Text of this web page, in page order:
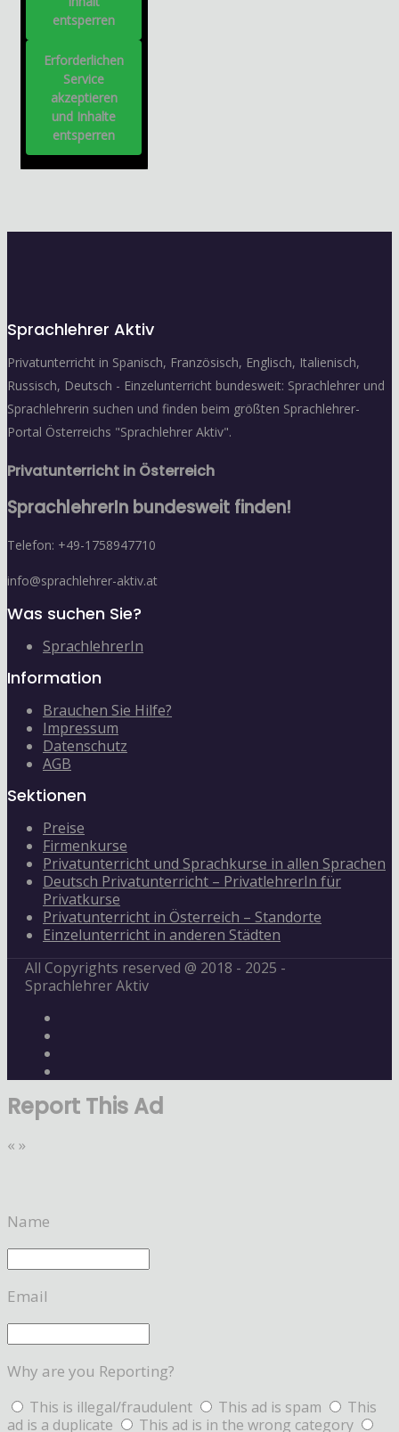
entsperren
Erforderlichen
Service
akzeptieren
und Inhalte
entsperren
Sprachlehrer Aktiv
Privatunterricht in Spanisch, Französisch, Englisch, Italienisch,
Russisch, Deutsch - Einzelunterricht bundesweit: Sprachlehrer und
Sprachlehrerin suchen und finden beim größten Sprachlehrer-
Portal Österreichs "Sprachlehrer Aktiv".
Privatunterricht in Österreich
SprachlehrerIn bundesweit finden!
Telefon: +49-1758947710
info@sprachlehrer-aktiv.at
Was suchen Sie?
SprachlehrerIn
Information
Brauchen Sie Hilfe?
Impressum
Datenschutz
AGB
Sektionen
Preise
Firmenkurse
Privatunterricht und Sprachkurse in allen Sprachen
Deutsch Privatunterricht – PrivatlehrerIn für
Privatkurse
Privatunterricht in Österreich – Standorte
Einzelunterricht in anderen Städten
All Copyrights reserved @ 2018 - 2025 -
Sprachlehrer Aktiv
Report This Ad
« »
Name
Email
Why are you Reporting?
This is illegal/fraudulent This ad is spam
This
ad is a duplicate
This ad is in the wrong category